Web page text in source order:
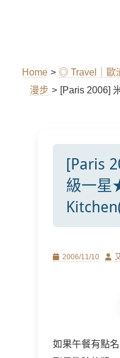
Home > ◎ Travel｜歐
漫步 > [Paris 2006]
[Paris
級一星
Posted
2006/11/10
如果午餐有點